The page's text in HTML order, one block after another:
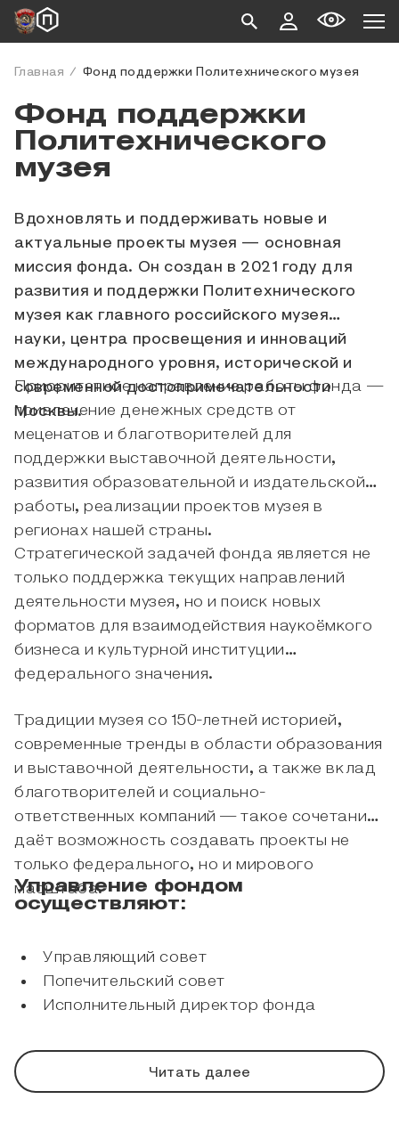
Главная Фонд поддержки Политехнического музея
Фонд поддержки
Политехнического
музея
Вдохновлять и поддерживать новые и
актуальные проекты музея — основная
миссия фонда. Он создан в 2021 году для
развития и поддержки Политехнического
музея как главного российского музея
науки, центра просвещения и инноваций
международного уровня, исторической и
современной достопримечательности
Москвы.
Приоритетное направление работы фонда —
привлечение денежных средств от
меценатов и благотворителей для
поддержки выставочной деятельности,
развития образовательной и издательской
работы, реализации проектов музея в
регионах нашей страны.
Стратегической задачей фонда является не
только поддержка текущих направлений
деятельности музея, но и поиск новых
форматов для взаимодействия наукоёмкого
бизнеса и культурной институции
федерального значения.
Традиции музея со 150-летней историей,
современные тренды в области образования
и выставочной деятельности, а также вклад
благотворителей и социально-
ответственных компаний — такое сочетание
даёт возможность создавать проекты не
только федерального, но и мирового
масштаба.
Управление фондом
осуществляют:
Управляющий совет
Попечительский совет
Исполнительный директор фонда
Читать далее